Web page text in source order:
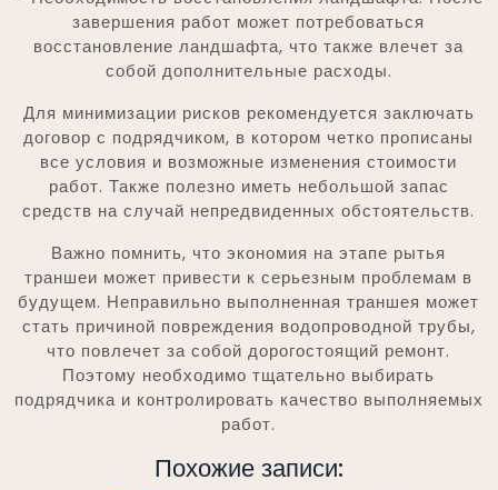
завершения работ может потребоваться
восстановление ландшафта, что также влечет за
собой дополнительные расходы.
Для минимизации рисков рекомендуется заключать
договор с подрядчиком, в котором четко прописаны
все условия и возможные изменения стоимости
работ. Также полезно иметь небольшой запас
средств на случай непредвиденных обстоятельств.
Важно помнить, что экономия на этапе рытья
траншеи может привести к серьезным проблемам в
будущем. Неправильно выполненная траншея может
стать причиной повреждения водопроводной трубы,
что повлечет за собой дорогостоящий ремонт.
Поэтому необходимо тщательно выбирать
подрядчика и контролировать качество выполняемых
работ.
Похожие записи: